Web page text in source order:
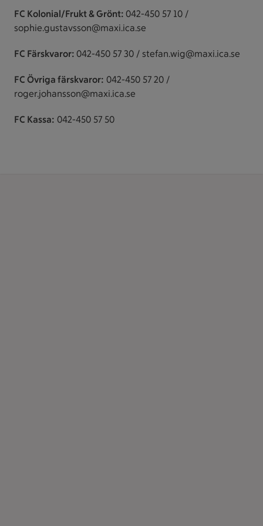
FC Kolonial/Frukt & Grönt: 042-450 57 10 /
sophie.gustavsson@maxi.ica.se
FC Färskvaror: 042-450 57 30 / stefan.wig@maxi.ica.se
FC Övriga färskvaror: 042-450 57 20 /
roger.johansson@maxi.ica.se
FC Kassa: 042-450 57 50